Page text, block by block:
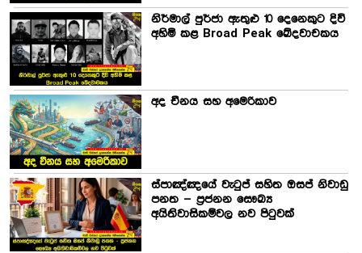
නිර්මාල් පුර්ජා ඇතුළු 10 දෙනෙකුට දිවි
අහිමි කළ Broad Peak ඛේදවාචකය
අද චීනය සහ අමෙරිකාව
ස්පාඤ්ඤයේ වැටුප් සහිත ඔසප් නිවාඩු
පනත – ප්‍රජනන සෞඛ්‍ය
අයිතිවාසිකම්වල නව පිටුවක්